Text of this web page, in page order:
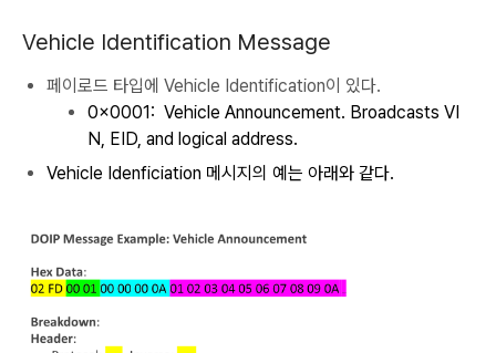
Vehicle Identification Message
페이로드 타입에 Vehicle Identification이 있다.
0x0001: Vehicle Announcement. Broadcasts VI
N, EID, and logical address.
Vehicle Idenficiation 메시지의 예는 아래와 같다.